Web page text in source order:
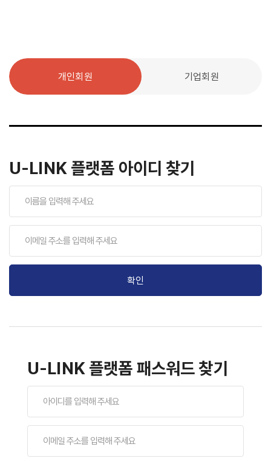
개인회원 기업회원
U-LINK 플랫폼 아이디 찾기
확인
U-LINK 플랫폼 패스워드 찾기